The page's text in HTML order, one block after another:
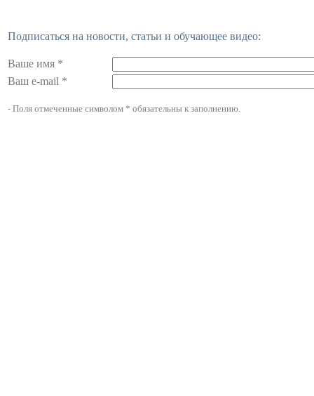
Подписаться на новости, статьи и обучающее видео:
Ваше имя *
Ваш e-mail *
- Поля отмеченные символом * обязательны к заполнению.